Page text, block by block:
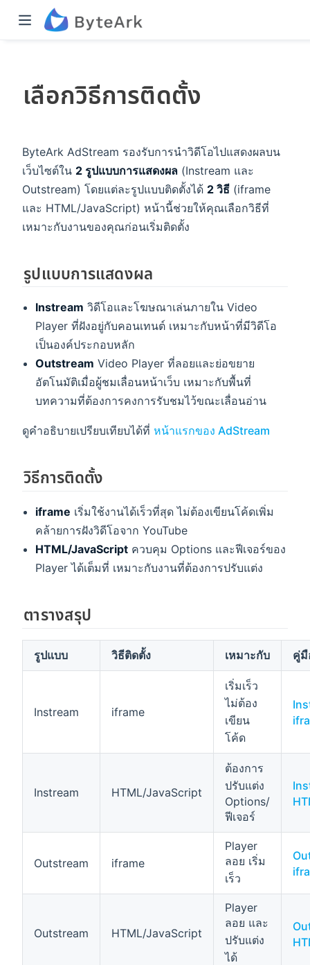
เลือกวิธีการติดตั้ง
ByteArk AdStream รองรับการนำวิดีโอไปแสดงผลบน
เว็บไซต์ใน 2 รูปแบบการแสดงผล (Instream และ
Outstream) โดยแต่ละรูปแบบติดตั้งได้ 2 วิธี (iframe
และ HTML/JavaScript) หน้านี้ช่วยให้คุณเลือกวิธีที่
เหมาะกับงานของคุณก่อนเริ่มติดตั้ง
รูปแบบการแสดงผล
Instream วิดีโอและโฆษณาเล่นภายใน Video
Player ที่ฝังอยู่กับคอนเทนต์ เหมาะกับหน้าที่มีวิดีโอ
เป็นองค์ประกอบหลัก
Outstream Video Player ที่ลอยและย่อขยาย
อัตโนมัติเมื่อผู้ชมเลื่อนหน้าเว็บ เหมาะกับพื้นที่
บทความที่ต้องการคงการรับชมไว้ขณะเลื่อนอ่าน
ดูคำอธิบายเปรียบเทียบได้ที่ หน้าแรกของ AdStream
วิธีการติดตั้ง
iframe เริ่มใช้งานได้เร็วที่สุด ไม่ต้องเขียนโค้ดเพิ่ม
คล้ายการฝังวิดีโอจาก YouTube
HTML/JavaScript ควบคุม Options และฟีเจอร์ของ
Player ได้เต็มที่ เหมาะกับงานที่ต้องการปรับแต่ง
ตารางสรุป
รูปแบบ วิธีติดตั้ง เหมาะกับ คู่มื
Instream iframe
เริ่มเร็ว
ไม่ต้อง
เขียน
โค้ด
Instream HTML/JavaScript
ต้องการ
ปรับแต่ง
Options/
ฟีเจอร์
Outstream iframe
Player
ลอย เริ่ม
เร็ว
Outstream HTML/JavaScript
Player
ลอย และ
ปรับแต่ง
ได้